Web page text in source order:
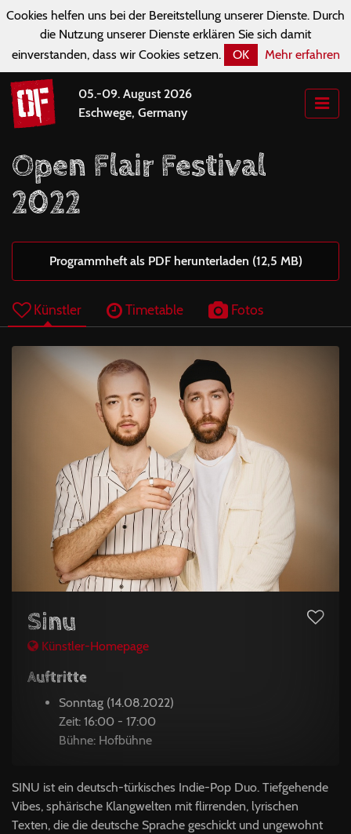
Cookies helfen uns bei der Bereitstellung unserer Dienste. Durch
die Nutzung unserer Dienste erklären Sie sich damit
einverstanden, dass wir Cookies setzen.
OK Mehr erfahren
05.-09. August 2026
Eschwege, Germany
Open Flair Festival
2022
Programmheft als PDF herunterladen (12,5 MB)
Künstler Timetable Fotos
Sinu
Künstler-Homepage
Auftritte
Sonntag (14.08.2022)
Zeit: 16:00 - 17:00
Bühne: Hofbühne
SINU ist ein deutsch-türkisches Indie-Pop Duo. Tiefgehende
Vibes, sphärische Klangwelten mit flirrenden, lyrischen
Texten, die die deutsche Sprache geschickt und ungewohnt